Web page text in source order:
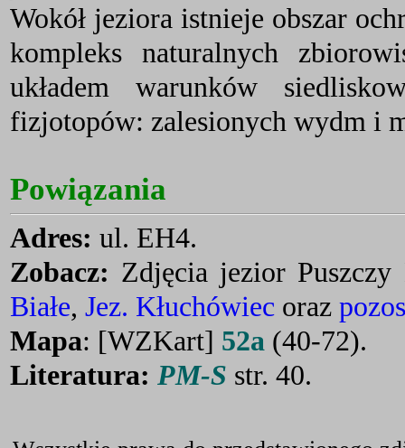
Wokół jeziora istnieje obszar
kompleks naturalnych
układem warunków
fizjotopów: zalesionych wydm i
Powiązania
Adres: ul. EH4.
Zobacz: Zdjęcia jezior
Białe, Jez. Kłuchówiec oraz
Mapa: [WZKart] 52a (40-72).
Literatura: PM-S str. 40.